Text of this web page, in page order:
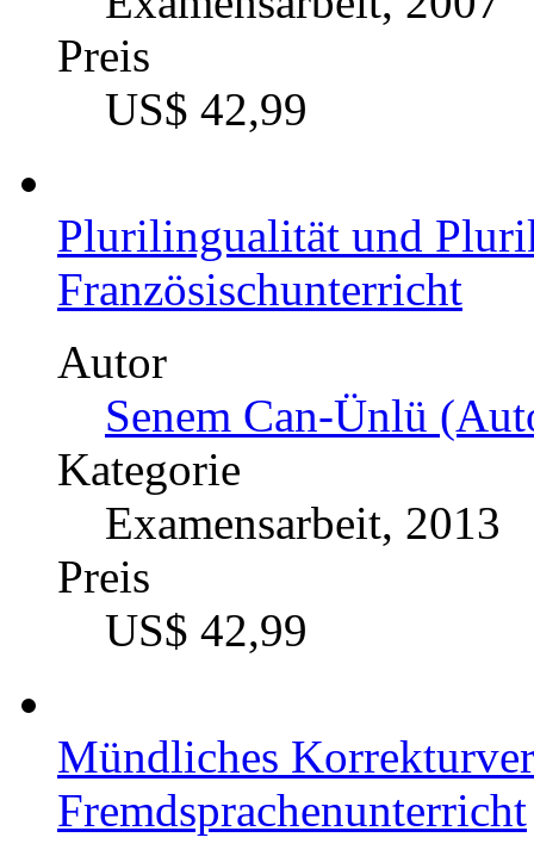
Preis
US$ 42,99
Plurilingualität und
Französischunterricht
Autor
Senem Can-Ünlü
Kategorie
Examensarbeit, 2013
Preis
US$ 42,99
Mündliches
Fremdsprachenunterricht